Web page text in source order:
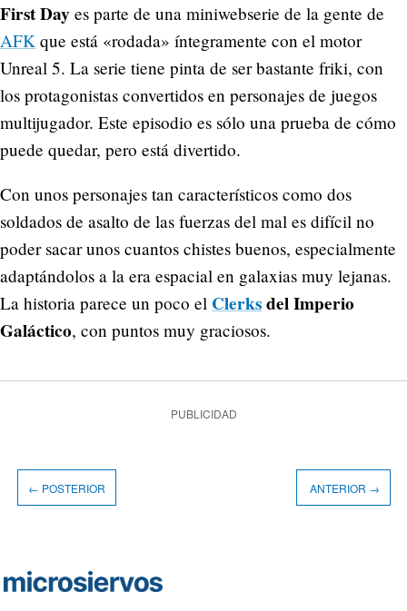
First Day es parte de una miniwebserie de la gente de
AFK que está «rodada» íntegramente con el motor
Unreal 5. La serie tiene pinta de ser bastante friki, con
los protagonistas convertidos en personajes de juegos
multijugador. Este episodio es sólo una prueba de cómo
puede quedar, pero está divertido.
Con unos personajes tan característicos como dos
soldados de asalto de las fuerzas del mal es difícil no
poder sacar unos cuantos chistes buenos, especialmente
adaptándolos a la era espacial en galaxias muy lejanas.
La historia parece un poco el Clerksdel Imperio
Galáctico, con puntos muy graciosos.
PUBLICIDAD
← POSTERIOR ANTERIOR →